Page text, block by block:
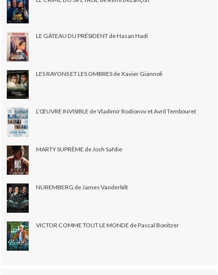
LE GÂTEAU DU PRÉSIDENT de Hasan Hadi
LES RAYONS ET LES OMBRES de Xavier Giannoli
L’ŒUVRE INVISIBLE de Vladimir Rodionov et Avril Tembouret
MARTY SUPRÊME de Josh Safdie
NUREMBERG de James Vanderbilt
VICTOR COMME TOUT LE MONDE de Pascal Bonitzer